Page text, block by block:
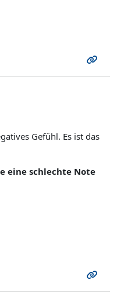
Gefühl. Es ist das
eine schlechte Note